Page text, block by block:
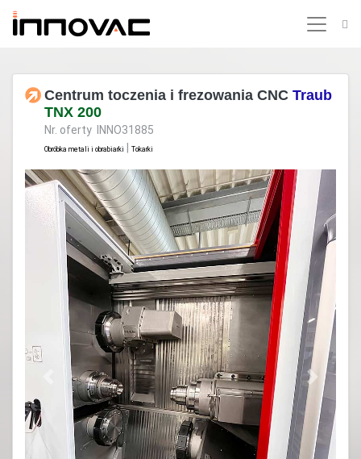
Centrum toczenia i frezowania CNC Traub
TNX 200
Nr. oferty INNO31885
Obróbka metali i obrabiarki Tokarki
Previous Next